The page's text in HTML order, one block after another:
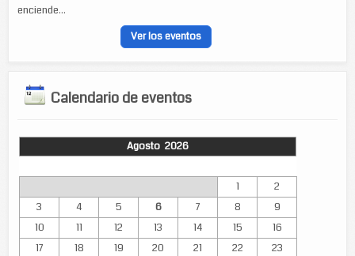
enciende...
Ver los eventos
Calendario de eventos
Agosto 2026
1
2
3
4 5 6 7 8
9
10
11 12 13 14 15
16
17
18 19 20 21 22
23